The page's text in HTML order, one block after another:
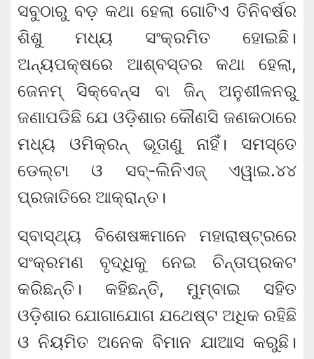
ସବୁଠାରୁ ବଡ଼ କଥା ହେଲା ଗୋଟିଏ ତିନିବର୍ଷର
ଶିଶୁ ମଧ୍ୟ ସଂକ୍ରମିତ ହୋଇଛି।
ଅନ୍ୟପକ୍ଷରେ ଆଶ୍ବସ୍ତର କଥା ହେଲା,
ଜେନମ୍ ସିକ୍ବେନ୍ସ ବା ଜିନ୍ ଅନୁଶୀଳନରୁ
ଜଣାପଡିଛି ଯେ ଓଡ଼ିଶାର କୌଣସି ଜଣକଠାରେ
ମଧ୍ୟ ଓମିକ୍ରନ୍ ଭୂତାଣୁ ନାହିଁ। ସମସ୍ତେ
ଡେଲ୍‌ଟା ଓ ସବ୍‌-ଲିନିଏଜ୍ ଏୱାଇ.୪୪
ପ୍ରଜାତିରେ ଆକ୍ରାନ୍ତ।
ସ୍ବାସ୍ଥ୍ୟ ବିଶେଷଜ୍ଞମାନେ ମହାରାଷ୍ଟ୍ରରେ
ସଂକ୍ରମଣ ବୃଦ୍ଧିକୁ ନେଇ ଚିନ୍ତାପ୍ରକଟ
କରିଛନ୍ତି। କହିଛନ୍ତି, ମୁମ୍ବାଇ ସହିତ
ଓଡ଼ିଶାର ଯୋଗାଯୋଗ ଯଥେଷ୍ଟ ଅଧିକ ରହିଛି
ଓ ନିୟମିତ ଅନେକ ବିମାନ ଯାଆସ କରୁଛି।